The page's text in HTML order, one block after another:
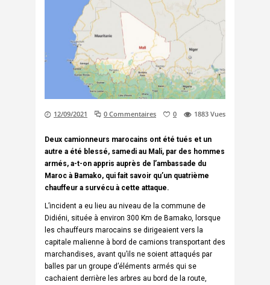
12/09/2021 0 Commentaires 0 1883 Vues
Deux camionneurs marocains ont été tués et un
autre a été blessé, samedi au Mali, par des hommes
armés, a-t-on appris auprès de l’ambassade du
Maroc à Bamako, qui fait savoir qu’un quatrième
chauffeur a survécu à cette attaque.
L’incident a eu lieu au niveau de la commune de
Didiéni, située à environ 300 Km de Bamako, lorsque
les chauffeurs marocains se dirigeaient vers la
capitale malienne à bord de camions transportant des
marchandises, avant qu’ils ne soient attaqués par
balles par un groupe d’éléments armés qui se
cachaient derrière les arbres au bord de la route,